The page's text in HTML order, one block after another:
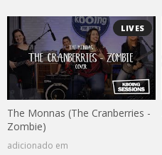
LIVES
The Monnas (The Cranberries -
Zombie)
adicionado em